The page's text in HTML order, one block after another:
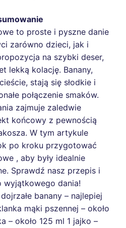
to proste i pyszne danie
zarówno dzieci, jak i
na szybki deser,
lekką kolację. Banany,
stają się słodkie i
połączenie smaków.
zajmuje zaledwie
końcowy z pewnością
W tym artykule
po kroku przygotować
, aby były idealnie
Sprawdź nasz przepis i
wyjątkowego dania!
banany – najlepiej
mąki pszennej – około
– około 125 ml 1 jajko –